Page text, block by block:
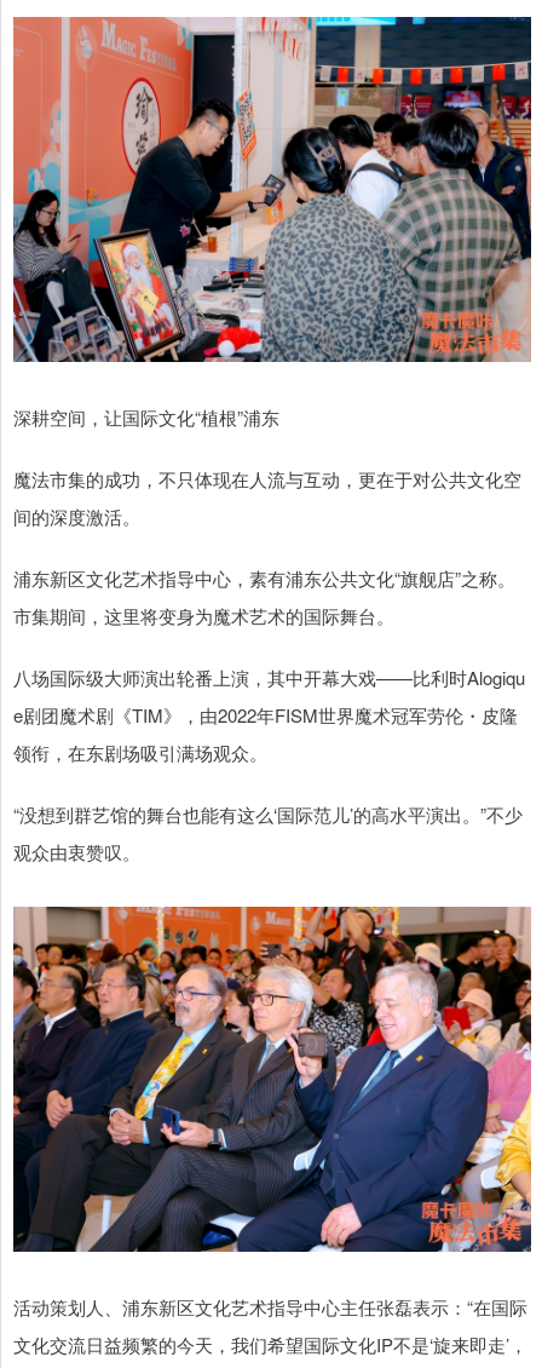
深耕空间，让国际文化“植根”浦东
魔法市集的成功，不只体现在人流与互动，更在于对公共文化空
间的深度激活。
浦东新区文化艺术指导中心，素有浦东公共文化“旗舰店”之称。
市集期间，这里将变身为魔术艺术的国际舞台。
八场国际级大师演出轮番上演，其中开幕大戏——比利时Alogiqu
e剧团魔术剧《TIM》，由2022年FISM世界魔术冠军劳伦・皮隆
领衔，在东剧场吸引满场观众。
“没想到群艺馆的舞台也能有这么‘国际范儿’的高水平演出。”不少
观众由衷赞叹。
活动策划人、浦东新区文化艺术指导中心主任张磊表示：“在国际
文化交流日益频繁的今天，我们希望国际文化IP不是‘旋来即走’，